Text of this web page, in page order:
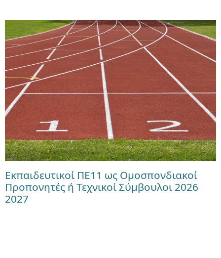
Εκπαιδευτικοί ΠΕ11 ως Ομοσπονδιακοί
Προπονητές ή Τεχνικοί Σύμβουλοι 2026
2027